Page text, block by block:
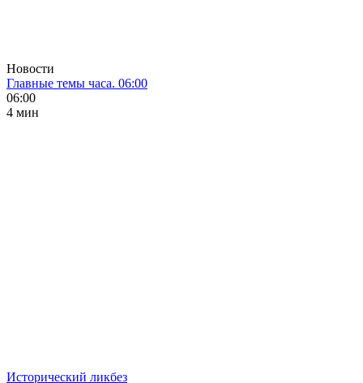
Новости
Главные темы часа. 06:00
06:00
4 мин
Исторический ликбез